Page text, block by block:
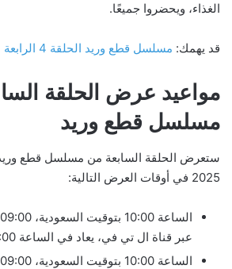
الغذاء، ويحضروا جميعًا.
قد يهمك: مسلسل قطع وريد الحلقة 4 الرابعة
مواعيد عرض الحلقة
مسلسل قطع وريد
2025 في أوقات العرض التالية:
عبر قناة ال تي في، يعاد في الساعة 12:00 ظهرًا.